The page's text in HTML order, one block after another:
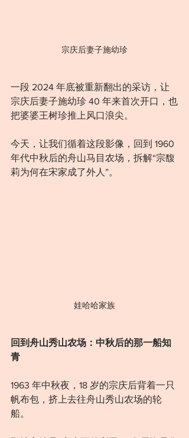
宗庆后妻子施幼珍
一段 2024 年底被重新翻出的采访，让
宗庆后妻子施幼珍 40 年来首次开口，也
把婆婆王树珍推上风口浪尖。
今天，让我们循着这段影像，回到 1960
年代中秋后的舟山马目农场，拆解“宗馥
莉为何在宋家成了外人”。
娃哈哈家族
回到舟山秀山农场：中秋后的那一船知
青
1963 年中秋夜，18 岁的宗庆后背着一只
帆布包，挤上去往舟山秀山农场的轮
船。